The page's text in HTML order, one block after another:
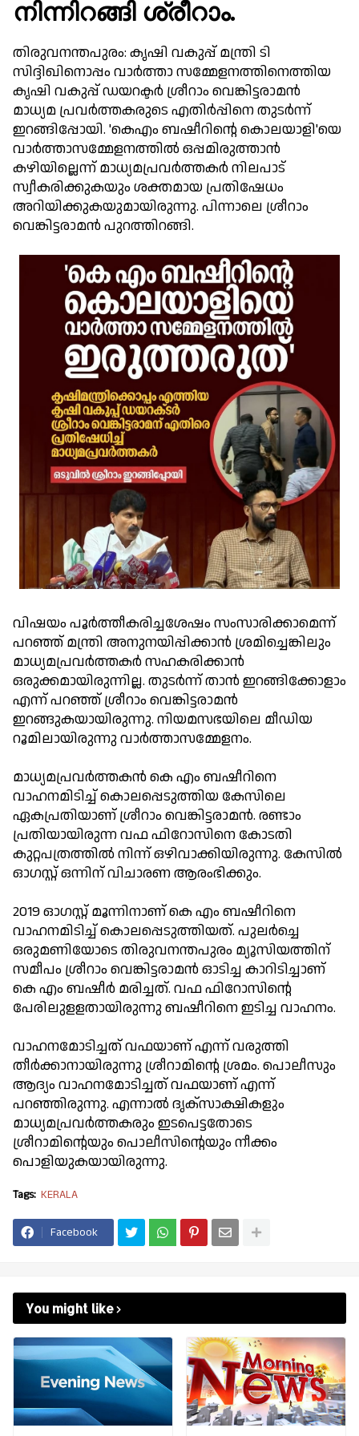
നിന്നിറങ്ങി ശ്രീറാം.
തിരുവനന്തപുരം: കൃഷി വകുപ്പ് മന്ത്രി ടി
സിദ്ദിഖിനൊപ്പം വാര്‍ത്താ സമ്മേളനത്തിനെത്തിയ
കൃഷി വകുപ്പ് ഡയറക്ടര്‍ ശ്രീറാം വെങ്കിട്ടരാമന്‍
മാധ്യമ പ്രവര്‍ത്തകരുടെ എതിര്‍പ്പിനെ തുടര്‍ന്ന്
ഇറങ്ങിപ്പോയി. 'കെഎം ബഷീറിന്റെ കൊലയാളി'യെ
വാര്‍ത്താസമ്മേളനത്തില്‍ ഒപ്പമിരുത്താന്‍
കഴിയില്ലെന്ന് മാധ്യമപ്രവര്‍ത്തകര്‍ നിലപാട്
സ്വീകരിക്കുകയും ശക്തമായ പ്രതിഷേധം
അറിയിക്കുകയുമായിരുന്നു. പിന്നാലെ ശ്രീറാം
വെങ്കിട്ടരാമന്‍ പുറത്തിറങ്ങി.
വിഷയം പൂര്‍ത്തീകരിച്ചശേഷം സംസാരിക്കാമെന്ന്
പറഞ്ഞ് മന്ത്രി അനുനയിപ്പിക്കാന്‍ ശ്രമിച്ചെങ്കിലും
മാധ്യമപ്രവര്‍ത്തകര്‍ സഹകരിക്കാന്‍
ഒരുക്കമായിരുന്നില്ല. തുടര്‍ന്ന് താന്‍ ഇറങ്ങിക്കോളാം
എന്ന് പറഞ്ഞ് ശ്രീറാം വെങ്കിട്ടരാമന്‍
ഇറങ്ങുകയായിരുന്നു. നിയമസഭയിലെ മീഡിയ
റൂമിലായിരുന്നു വാര്‍ത്താസമ്മേളനം.
മാധ്യമപ്രവര്‍ത്തകന്‍ കെ എം ബഷീറിനെ
വാഹനമിടിച്ച് കൊലപ്പെടുത്തിയ കേസിലെ
ഏകപ്രതിയാണ് ശ്രീറാം വെങ്കിട്ടരാമന്‍. രണ്ടാം
പ്രതിയായിരുന്ന വഫ ഫിറോസിനെ കോടതി
കുറ്റപത്രത്തില്‍ നിന്ന് ഒഴിവാക്കിയിരുന്നു. കേസില്‍
ഓഗസ്റ്റ് ഒന്നിന് വിചാരണ ആരംഭിക്കും.
2019 ഓഗസ്റ്റ് മൂന്നിനാണ് കെ എം ബഷീറിനെ
വാഹനമിടിച്ച് കൊലപ്പെടുത്തിയത്. പുലര്‍ച്ചെ
ഒരുമണിയോടെ തിരുവനന്തപുരം മ്യൂസിയത്തിന്
സമീപം ശ്രീറാം വെങ്കിട്ടരാമന്‍ ഓടിച്ച കാറിടിച്ചാണ്
കെ എം ബഷീര്‍ മരിച്ചത്. വഫ ഫിറോസിന്റെ
പേരിലുളളതായിരുന്നു ബഷീറിനെ ഇടിച്ച വാഹനം.
വാഹനമോടിച്ചത് വഫയാണ് എന്ന് വരുത്തി
തീര്‍ക്കാനായിരുന്നു ശ്രീറാമിന്റെ ശ്രമം. പൊലീസും
ആദ്യം വാഹനമോടിച്ചത് വഫയാണ് എന്ന്
പറഞ്ഞിരുന്നു. എന്നാല്‍ ദൃക്സാക്ഷികളും
മാധ്യമപ്രവര്‍ത്തകരും ഇടപെട്ടതോടെ
ശ്രീറാമിന്റെയും പൊലീസിന്റെയും നീക്കം
പൊളിയുകയായിരുന്നു.
Tags: KERALA
Facebook
You might like